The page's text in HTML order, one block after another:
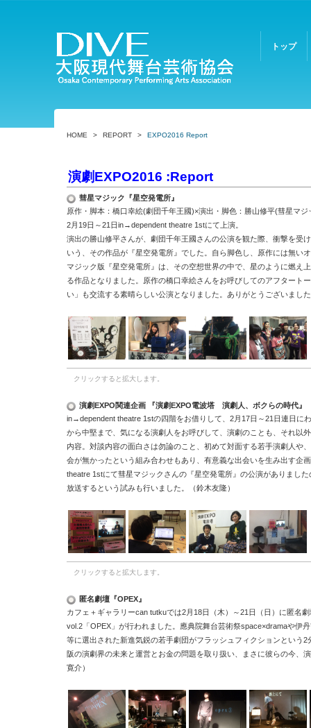
トップ
HOME > REPORT > EXPO2016 Report
演劇EXPO2016 :Report
彗星マジック『星空発電所』
原作・脚本：橋口幸絵(劇団千年王國)×演出・脚色：勝山修平(彗星マジ
2月 19日～21 日in→dependent theatre 1stにて上演。
演出の勝山修平さんが、劇団千年王國さんの公演を観た際、衝撃を受
いう、その作品が『星空発電所』でした。自ら脚色し、原作には無い
マジック版『星空発電所』は、その空想世界の中で、星のように燃え
る作品となりました。原作の橋口幸絵さんをお呼びしてのアフタート
い」も交流する素晴らしい公演となりました。ありがとうございまし
クリックすると拡大します。
演劇EXPO関連企画 『演劇EXPO電波塔 演劇人、ボクらの時代』
in→dependent theatre 1stの四階をお借りして、 2月 17日～21 日連日に
から中堅まで、気になる演劇人をお呼びして、演劇のことも、それ以
内容。対談内容の面白さは勿論のこと、初めて対面する若手演劇人や
会が無かったという組み合わせもあり、有意義な出会いを生み出す企
theatre 1stにて彗星マジックさんの『星空発電所』の公演がありまし
放送するという試みも行いました。（鈴木友隆）
クリックすると拡大します。
匿名劇壇『OPEX』
カフェ＋ギャラリーcan tutkuでは2月 18日（木）～21 日（日）に匿名
vol.2「OPEX」が行われました。應典院舞台芸術祭space×dramaや伊
等に選出された新進気鋭の若手劇団がフラッシュフィクションという 2
阪の演劇界の未来と運営とお金の問題を取り扱い、まさに彼らの今、
寛介）